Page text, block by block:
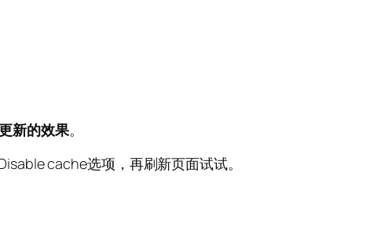
新的效果。
cache选项，再刷新页面试试。